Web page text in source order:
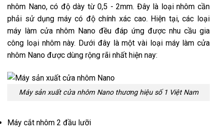
nhôm Nano, có độ dày từ 0,5 - 2mm. Đây là loại nhôm cần
phải sử dụng máy có độ chính xác cao. Hiện tại, các loại
máy làm cửa nhôm Nano đều đáp ứng được nhu cầu gia
công loại nhôm này. Dưới đây là một vài loại máy làm cửa
nhôm Nano được dùng rộng rãi nhất hiện nay:
Máy sản xuất cửa nhôm Nano thương hiệu số 1 Việt Nam
Máy cắt nhôm 2 đầu lưỡi